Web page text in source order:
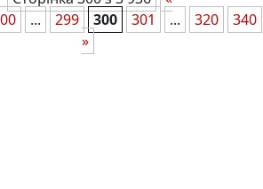
... 299 300 301 ... 320 340
»